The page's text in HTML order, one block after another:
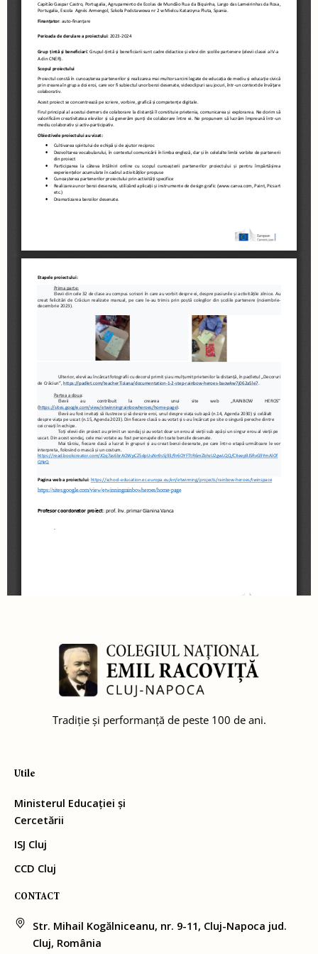
Tradiție și performanță de peste 100 de ani.
Utile
Ministerul Educației și
Cercetării
ISJ Cluj
CCD Cluj
CONTACT
Str. Mihail Kogălniceanu, nr. 9-11, Cluj-Napoca jud.
Cluj, România